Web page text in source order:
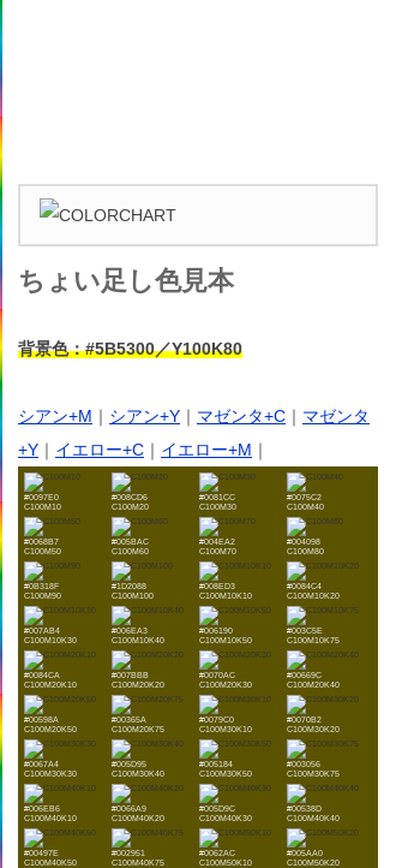
ちょい足し色見本
背景色：#5B5300／Y100K80
シアン+M ｜ シアン+Y ｜ マゼンタ+C ｜ マゼンタ
+Y ｜ イエロー+C ｜ イエロー+M ｜
#0097E0
C100M10
#008CD6
C100M20
#0081CC
C100M30
#0075C2
C100M40
#0068B7
C100M50
#005BAC
C100M60
#004EA2
C100M70
#004098
C100M80
#0B318F
C100M90
#1D2088
C100M100
#008ED3
C100M10K10
#0084C4
C100M10K20
#007AB4
C100M10K30
#006EA3
C100M10K40
#006190
C100M10K50
#003C5E
C100M10K75
#0084CA
C100M20K10
#007BBB
C100M20K20
#0070AC
C100M20K30
#00669C
C100M20K40
#00598A
C100M20K50
#00365A
C100M20K75
#0079C0
C100M30K10
#0070B2
C100M30K20
#0067A4
C100M30K30
#005D95
C100M30K40
#005184
C100M30K50
#003056
C100M30K75
#006EB6
C100M40K10
#0066A9
C100M40K20
#005D9C
C100M40K30
#00538D
C100M40K40
#00497E
C100M40K50
#002951
C100M40K75
#0062AC
C100M50K10
#005AA0
C100M50K20